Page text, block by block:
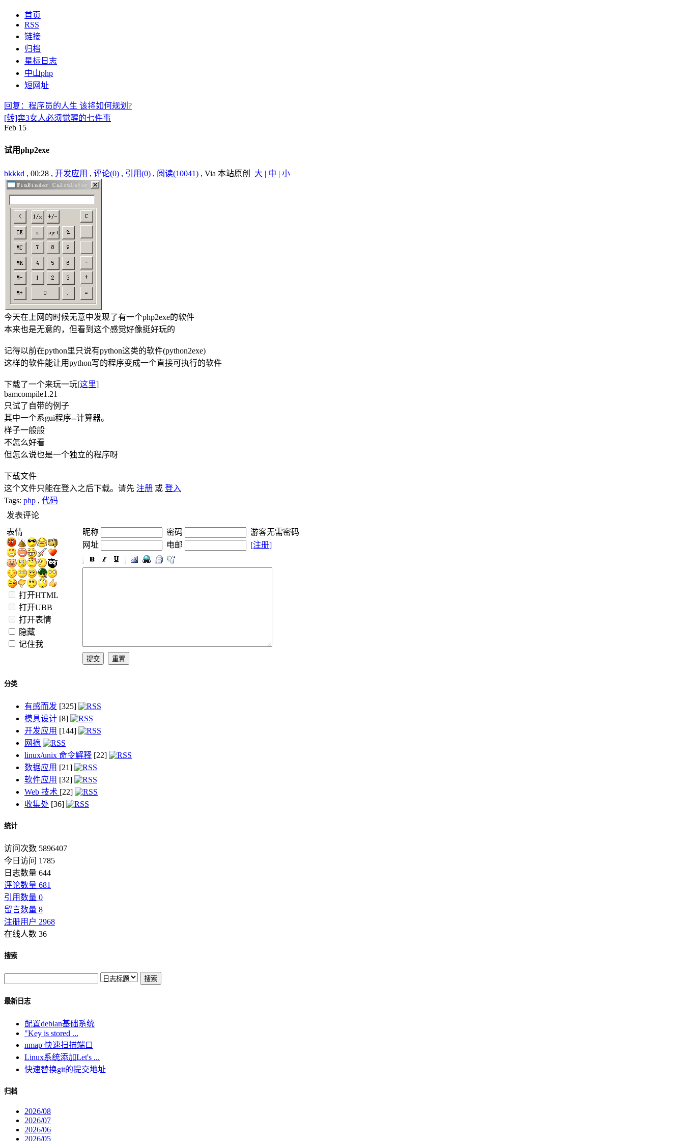
首页
RSS
链接
归档
星标日志
中山php
短网址
回复：程序员的人生 该将如何规划?
[转]奔3女人必须觉醒的七件事
Feb 15
试用php2exe
bkkkd , 00:28 , 开发应用 , 评论(0) , 引用(0) , 阅读(10041) , Via 本站原创 大 | 中 | 小
今天在上网的时候无意中发现了有一个php2exe的软件
本来也是无意的，但看到这个感觉好像挺好玩的
记得以前在python里只说有python这类的软件(python2exe)
这样的软件能让用python写的程序变成一个直接可执行的软件
下载了一个来玩一玩[这里]
bamcompile1.21
只试了自带的例子
其中一个系gui程序--计算器。
样子一般般
不怎么好看
但怎么说也是一个独立的程序呀
下载文件
这个文件只能在登入之后下载。请先 注册 或 登入
Tags: php , 代码
发表评论
表情
打开HTML
打开UBB
打开表情
隐藏
记住我
昵称 密码
游客无需密码
网址
电邮 [注册]
分类
有感而发 [325]
模具设计 [8]
开发应用 [144]
网摘
linux/unix 命令解释 [22]
数据应用 [21]
软件应用 [32]
Web 技术 [22]
收集处 [36]
统计
访问次数 5896407
今日访问 1785
日志数量 644
评论数量 681
引用数量 0
留言数量 8
注册用户 2968
在线人数 36
搜索
最新日志
配置debian基础系统
"Key is stored ...
nmap 快速扫描端口
Linux系统添加Let's ...
快速替换git的提交地址
归档
2026/08
2026/07
2026/06
2026/05